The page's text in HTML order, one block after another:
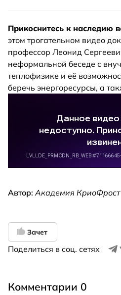
Прикоснитесь к наследию
этом трогательном видео
профессор Леонид
неформальной беседе с
теплофизике и её
беречь энергоресурсы, а
Автор: Академия КриоФрост
Зачет
Поделиться в соц. сетях
Комментарии 0